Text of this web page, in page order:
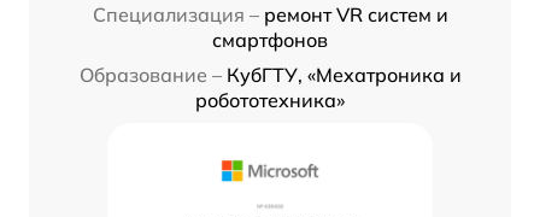
Специализация – ремонт VR систем и
смартфонов
Образование – КубГТУ, «Мехатроника и
робототехника»